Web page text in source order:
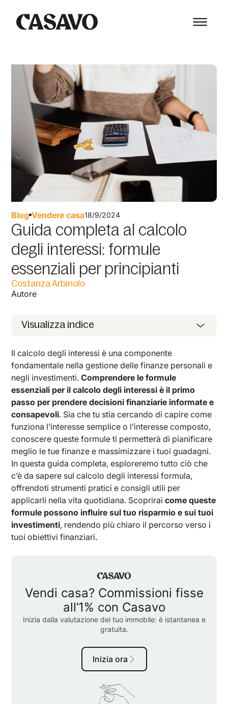
Blog Vendere casa18/9/2024
Guida completa al calcolo
degli interessi: formule
essenziali per principianti
Costanza Arbinolo
Autore
Visualizza indice
Il calcolo degli interessi è una componente
fondamentale nella gestione delle finanze personali e
negli investimenti.Comprendere le formule
essenziali per il calcolo degli interessi è il primo
passo per prendere decisioni finanziarie informate e
consapevoli. Sia che tu stia cercando di capire come
funziona l’interesse semplice o l’interesse composto,
conoscere queste formule ti permetterà di pianificare
meglio le tue finanze e massimizzare i tuoi guadagni.
In questa guida completa, esploreremo tutto ciò che
c’è da sapere sul calcolo degli interessi formula,
offrendoti strumenti pratici e consigli utili per
applicarli nella vita quotidiana. Scopriraicome queste
formule possono influire sul tuo risparmio e sui tuoi
investimenti, rendendo più chiaro il percorso verso i
tuoi obiettivi finanziari.